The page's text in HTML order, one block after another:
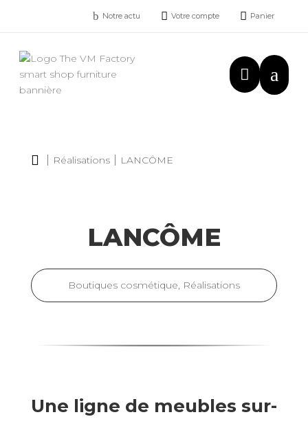
b Notre actu  Votre compte  Panier
 a
 Réalisations LANCÔME
LANCÔME
Boutiques cosmétique, Réalisations
Une ligne de meubles sur-